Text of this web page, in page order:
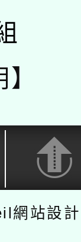
網站設